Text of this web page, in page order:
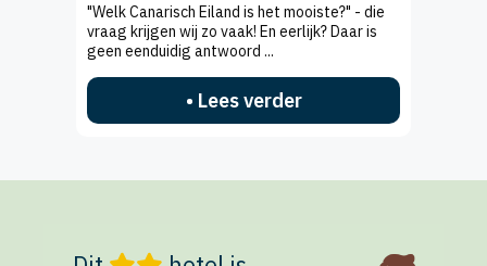
"Welk Canarisch Eiland is het mooiste?" - die
vraag krijgen wij zo vaak! En eerlijk? Daar is
geen eenduidig antwoord ...
• Lees verder